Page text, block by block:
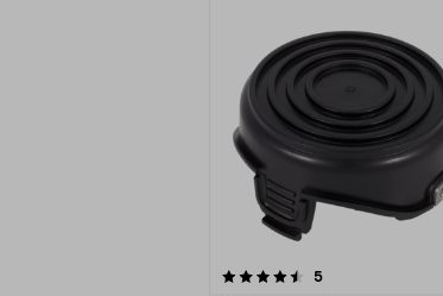
5recensioner
4.0av 5 stjärnor